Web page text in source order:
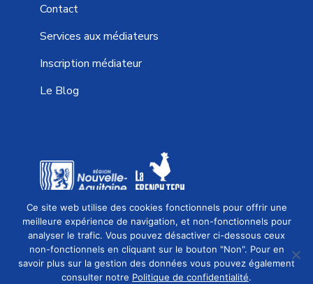
EFFICACE, RAPIDE ET ÉCONOMIQUE
80%de réussite
Unesolution rapidement
Demander une médiation
Contact
Services aux médiateurs
Inscription médiateur
Le Blog
Ce site web utilise des cookies fonctionnels pour offrir une
meilleure expérience de navigation, et non-fonctionnels pour
analyser le trafic. Vous pouvez désactiver ci-dessous ceux
non-fonctionnels en cliquant sur le bouton "Non". Pour en
savoir plus sur la gestion des données vous pouvez également
consulter notre Politique de confidentialité.